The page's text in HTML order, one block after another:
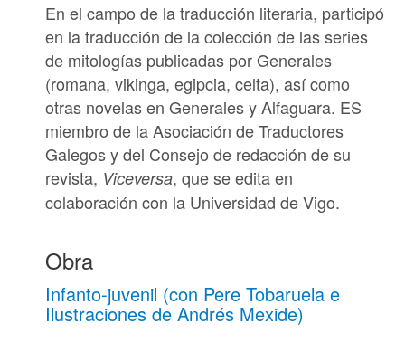
En el campo de la traducción literaria, participó
en la traducción de la colección de las series
de mitologías publicadas por Generales
(romana, vikinga, egipcia, celta), así como
otras novelas en Generales y Alfaguara. ES
miembro de laAsociación de Traductores
Galegosy del Consejo de redacción de su
revista, Viceversa, que se edita en
colaboración con la Universidad de Vigo.
Obra
Infanto-juvenil (con Pere Tobaruela e
Ilustraciones de Andrés Mexide)